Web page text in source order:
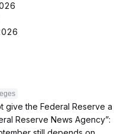
give the Federal Reserve a
Reserve News Agency”: